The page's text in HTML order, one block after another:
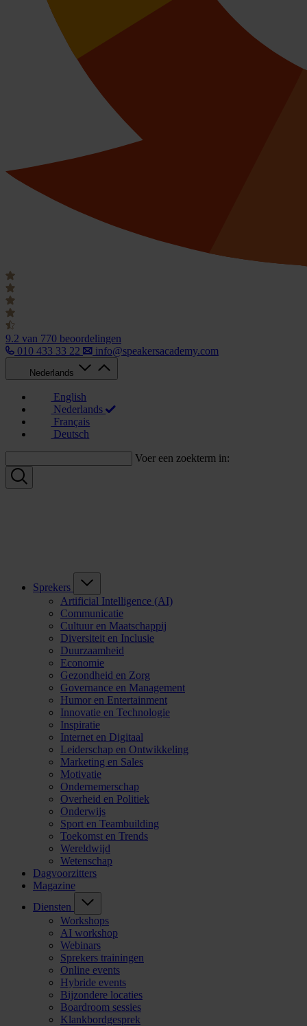
9.2 van 770 beoordelingen
010 433 33 22
info@speakersacademy.com
Nederlands
English
Nederlands
Français
Deutsch
Voer een zoekterm in:
Sprekers
Artificial Intelligence (AI)
Communicatie
Cultuur en Maatschappij
Diversiteit en Inclusie
Duurzaamheid
Economie
Gezondheid en Zorg
Governance en Management
Humor en Entertainment
Innovatie en Technologie
Inspiratie
Internet en Digitaal
Leiderschap en Ontwikkeling
Marketing en Sales
Motivatie
Ondernemerschap
Overheid en Politiek
Onderwijs
Sport en Teambuilding
Toekomst en Trends
Wereldwijd
Wetenschap
Dagvoorzitters
Magazine
Diensten
Workshops
AI workshop
Webinars
Sprekers trainingen
Online events
Hybride events
Bijzondere locaties
Boardroom sessies
Klankbordgesprek